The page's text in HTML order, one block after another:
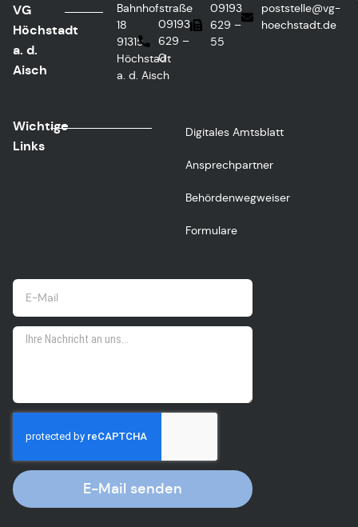
VG
Höchstadt
a. d.
Aisch
Bahnhofstraße
18
91315
Höchstadt
a. d. Aisch
09193
629 –
0
09193
629 –
55
poststelle@vg-
hoechstadt.de
Wichtige
Links
Digitales Amtsblatt
Ansprechpartner
Behördenwegweiser
Formulare
E-Mail senden